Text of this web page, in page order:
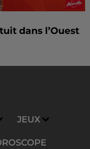
dans l’Ouest
JEUX